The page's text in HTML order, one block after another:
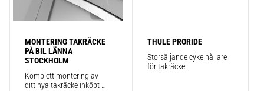
MONTERING TAKRÄCKE
PÅ BIL LÄNNA
STOCKHOLM
Komplett montering av
ditt nya takräcke inköpt
THULE PRORIDE
Storsäljande cykelhållare
för takräcke